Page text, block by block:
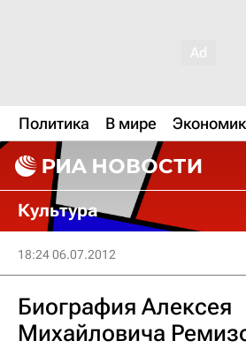
Политика В мире
Культура
18:24 06.07.2012
Биография Алексея
Михайловича